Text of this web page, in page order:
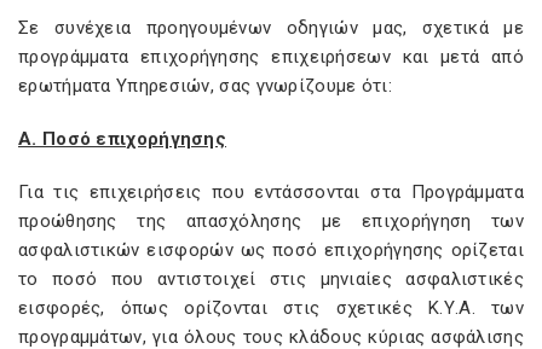
Σε συνέχεια προηγουμένων οδηγιών μας, σχετικά με
προγράμματα επιχορήγησης επιχειρήσεων και μετά από
ερωτήματα Υπηρεσιών, σας γνωρίζουμε ότι:
Α. Ποσό επιχορήγησης
Για τις επιχειρήσεις που εντάσσονται στα Προγράμματα
προώθησης της απασχόλησης με επιχορήγηση των
ασφαλιστικών εισφορών ως ποσό επιχορήγησης ορίζεται
το ποσό που αντιστοιχεί στις μηνιαίες ασφαλιστικές
εισφορές, όπως ορίζονται στις σχετικές Κ.Υ.Α. των
προγραμμάτων, για όλους τους κλάδους κύριας ασφάλισης